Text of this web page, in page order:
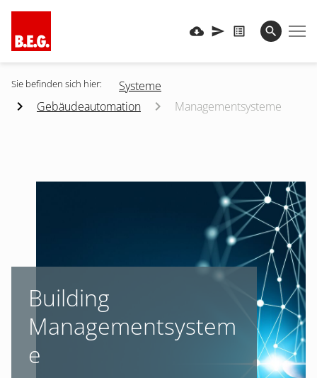
Sie befinden sich hier:
Systeme
Gebäudeautomation
Managementsysteme
Building
Managementsystem
e